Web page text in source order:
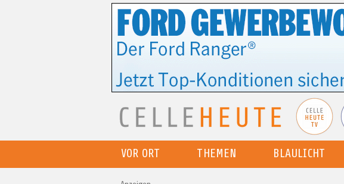
VOR ORT THEMEN BLAULICHT